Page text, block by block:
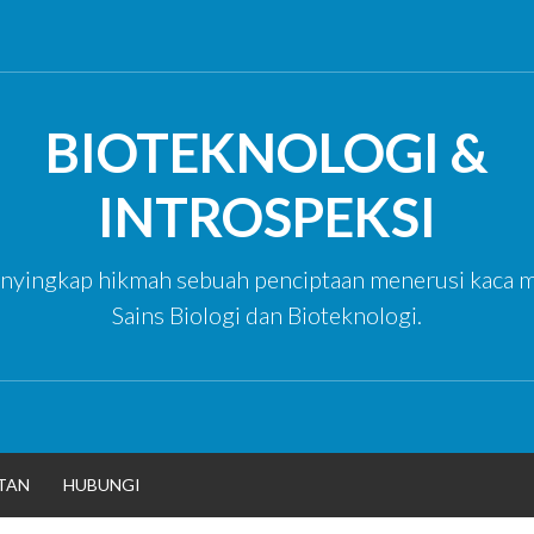
BIOTEKNOLOGI &
INTROSPEKSI
hikmah sebuah penciptaan menerusi kaca
Sains Biologi dan Bioteknologi.
HUBUNGI